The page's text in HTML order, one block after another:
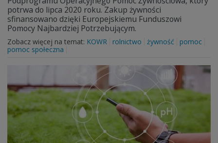
potrwa do lipca 2020 roku. Zakup żywności
sfinansowano dzięki Europejskiemu Funduszowi
Pomocy Najbardziej Potrzebującym.
Zobacz więcej na temat: KOWR rolnictwo żywność
pomoc
pomoc społeczna